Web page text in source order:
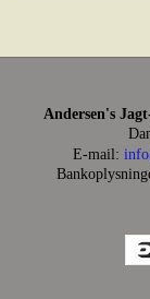
Andersen's
E-mail: